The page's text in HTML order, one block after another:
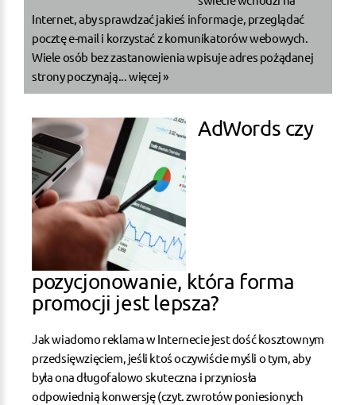
Internet, aby sprawdzać jakieś informacje, przeglądać
pocztę e-mail i korzystać z komunikatorów webowych.
Wiele osób bez zastanowienia wpisuje adres pożądanej
strony poczynają... więcej »
AdWords czy
pozycjonowanie, która forma
promocji jest lepsza?
Jak wiadomo reklama w Internecie jest dość kosztownym
przedsięwzięciem, jeśli ktoś oczywiście myśli o tym, aby
była ona długofalowo skuteczna i przyniosła
odpowiednią konwersję (czyt. zwrotów poniesionych